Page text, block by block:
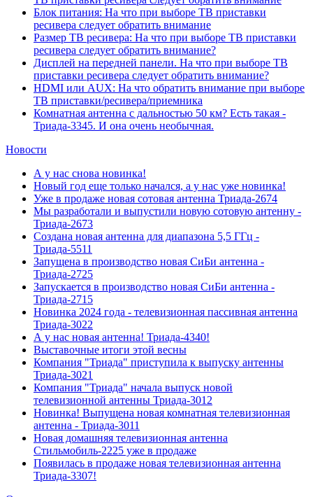
Блок питания: На что при выборе ТВ приставки
ресивера следует обратить внимание
Размер ТВ ресивера: На что при выборе ТВ приставки
ресивера следует обратить внимание?
Дисплей на передней панели. На что при выборе ТВ
приставки ресивера следует обратить внимание?
HDMI или AUX: На что обратить внимание при выборе
ТВ приставки/ресивера/приемника
Комнатная антенна с дальностью 50 км? Есть такая -
Триада-3345. И она очень необычная.
Новости
А у нас снова новинка!
Новый год еще только начался, а у нас уже новинка!
Уже в продаже новая сотовая антенна Триада-2674
Мы разработали и выпустили новую сотовую антенну -
Триада-2673
Создана новая антенна для диапазона 5,5 ГГц -
Триада-5511
Запущена в производство новая СиБи антенна -
Триада-2725
Запускается в производство новая СиБи антенна -
Триада-2715
Новинка 2024 года - телевизионная пассивная антенна
Триада-3022
А у нас новая антенна! Триада-4340!
Выставочные итоги этой весны
Компания "Триада" приступила к выпуску антенны
Триада-3021
Компания "Триада" начала выпуск новой
телевизионной антенны Триада-3012
Новинка! Выпущена новая комнатная телевизионная
антенна - Триада-3011
Новая домашняя телевизионная антенна
Стильмобиль-2225 уже в продаже
Появилась в продаже новая телевизионная антенна
Триада-3307!